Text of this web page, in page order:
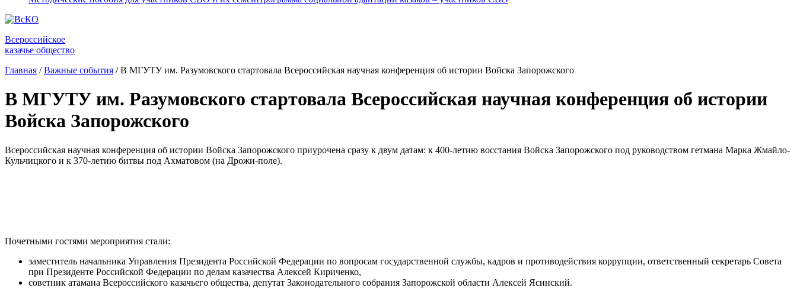
Всероссийское
казачье общество
Главная / Важные события / В МГУТУ им. Разумовского стартовала Всероссийская научная конференция об истории Войска Запорожского
В МГУТУ им. Разумовского стартовала Всероссийская научная конференция об истории
Войска Запорожского
Всероссийская научная конференция об истории Войска Запорожского приурочена сразу к двум датам: к 400-летию восстания Войска Запорожского под руководством гетмана Марка Жмайло-
Кульчицкого и к 370-летию битвы под Ахматовом (на Дрожи-поле).
Почетными гостями мероприятия стали:
заместитель начальника Управления Президента Российской Федерации по вопросам государственной службы, кадров и противодействия коррупции, ответственный секретарь Совета
при Президенте Российской Федерации по делам казачества Алексей Кириченко,
советник атамана Всероссийского казачьего общества, депутат Законодательного собрания Запорожской области Алексей Ясинский.